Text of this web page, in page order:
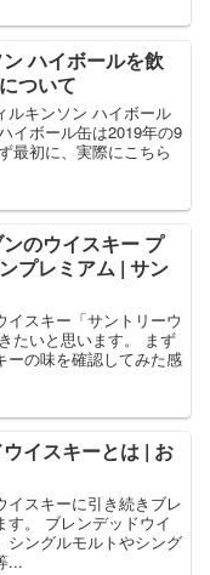
ハイボールを飲
ついて
ルキンソン ハイボール
イボール缶は2019年の9
最初に、実際にこちら
のウイスキー プ
プレミアム | サン
スキー「サントリーウ
たいと思います。 まず
ーの味を確認してみた感
イスキーとは | お
イスキーに引き続きブレ
す。 ブレンデッドウイ
シングルモルトやシング
...